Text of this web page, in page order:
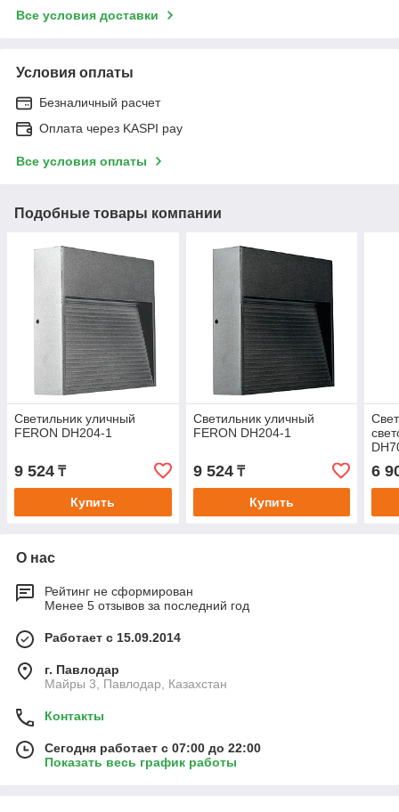
Все условия доставки
Условия оплаты
Безналичный расчет
Оплата через KASPI pay
Все условия оплаты
Подобные товары компании
Светильник уличный
FERON DH204-1
9 524 ₸
Купить
Светильник уличный
FERON DH204-1
9 524₸
Купить
6
О нас
Рейтинг не сформирован
Менее 5 отзывов за последний год
Работает с 15.09.2014
г. Павлодар
Майры 3, Павлодар, Казахстан
Контакты
Сегодня работает с 07:00 до 22:00
Показать весь график работы